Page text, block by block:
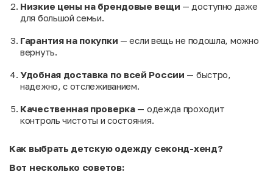
Низкие цены на брендовые вещи — доступно даже
для большой семьи.
Гарантия на покупки — если вещь не подошла, можно
вернуть.
Удобная доставка по всей России — быстро,
надежно, с отслеживанием.
Качественная проверка— одежда проходит
контроль чистоты и состояния.
Как выбрать детскую одежду секонд-хенд?
Вот несколько советов: